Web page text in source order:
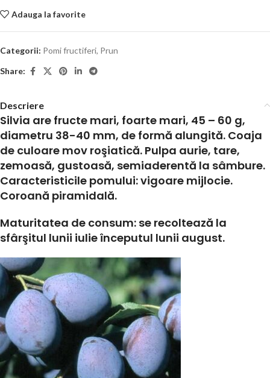
Adauga la favorite
Categorii: Pomi fructiferi, Prun
Share:
Descriere
Silvia are fructe mari, foarte mari, 45 – 60 g,
diametru 38-40 mm, de formă alungită. Coaja
de culoare mov roşiatică. Pulpa aurie, tare,
zemoasă, gustoasă, semiaderentă la sâmbure.
Caracteristicile pomului:vigoare mijlocie.
Coroană piramidală.
Maturitatea de consum: se recoltează la
sfârşitul lunii iulie începutul lunii august.